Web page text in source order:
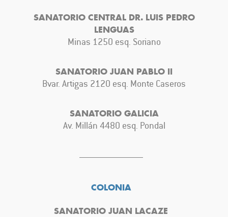
SANATORIO CENTRAL DR. LUIS PEDRO
LENGUAS
Minas 1250 esq. Soriano
SANATORIO JUAN PABLO II
Bvar. Artigas 2120 esq. Monte Caseros
SANATORIO GALICIA
Av. Millán 4480 esq. Pondal
COLONIA
SANATORIO JUAN LACAZE